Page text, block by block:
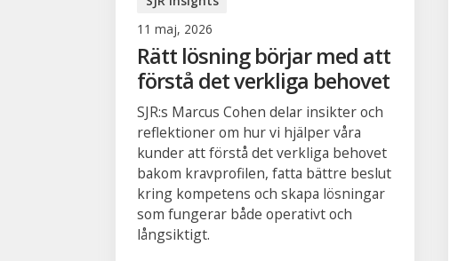
11 maj, 2026
Rätt lösning börjar med att
förstå det verkliga behovet
SJR:s Marcus Cohen delar insikter och
reflektioner om hur vi hjälper våra
kunder att förstå det verkliga behovet
bakom kravprofilen, fatta bättre beslut
kring kompetens och skapa lösningar
som fungerar både operativt och
långsiktigt.